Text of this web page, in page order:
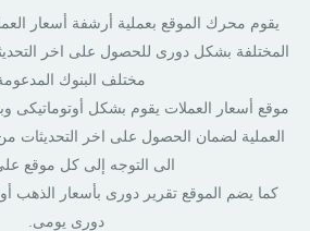
يقوم محرك الموقع بعملية أرشفة أسعار
المختلفة بشكل دورى للحصول على اخر
مختلف البنوك المدعومة
موقع أسعار العملات يقوم بشكل أوتوماتيكى
العملية لضمان الحصول على اخر التحديثات
الى التوجه إلى كل موقع
كما يضم الموقع تقرير دورى بأسعار الذهب
دورى يومى.